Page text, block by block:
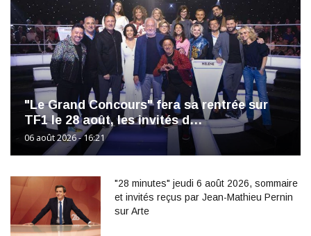
"Le Grand Concours" fera sa rentrée sur
TF1 le 28 août, les invités d…
06 août 2026 - 16:21
"28 minutes" jeudi 6 août 2026, sommaire
et invités reçus par Jean-Mathieu Pernin
sur Arte